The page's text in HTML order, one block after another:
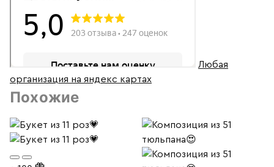
Любая
организация на яндекс картах
Похожие